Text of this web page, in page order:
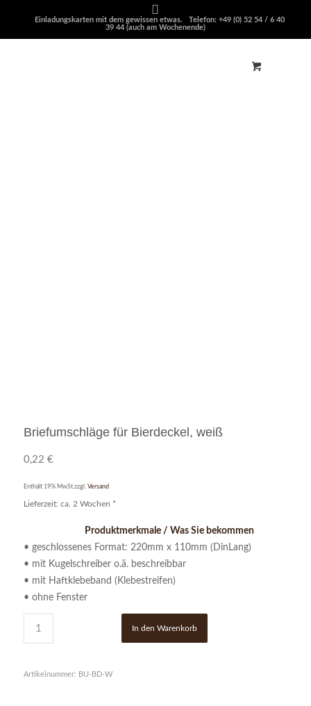
Einladungskarten mit dem gewissen etwas. Telefon: +49 (0) 52 54 / 6 40
39 44 (auch am Wochenende)
Briefumschläge für Bierdeckel, weiß
0,22 €
Enthält 19% MwSt. zzgl. Versand
Lieferzeit: ca. 2 Wochen *
Bewertet
mit4.00
von 5,
basierend
auf
Kundenbewertung
Produktmerkmale / Was Sie bekommen
• geschlossenes Format: 220mm x 110mm (DinLang)
• mit Kugelschreiber o.ä. beschreibbar
• mit Haftklebeband (Klebestreifen)
• ohne Fenster
In den Warenkorb
Artikelnummer: BU-BD-W